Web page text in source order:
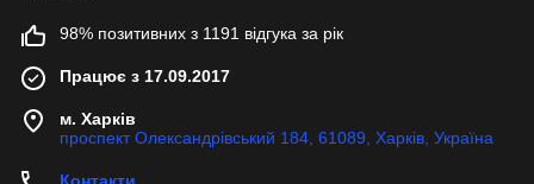
98% позитивних з 1191 відгука за рік
Працює з 17.09.2017
м. Харків
проспект Олександрівський 184, 61089, Харків, Україна